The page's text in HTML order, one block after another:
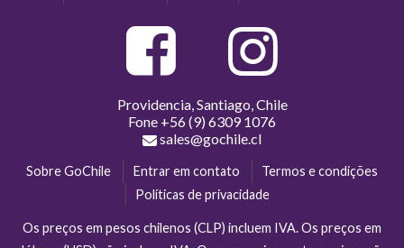
Providencia, Santiago, Chile
Fone +56 (9) 6309 1076
sales@gochile.cl
Sobre GoChile Entrar em contato
Termos e condições
Políticas de privacidade
Os preços em pesos chilenos (CLP) incluem IVA. Os preços em